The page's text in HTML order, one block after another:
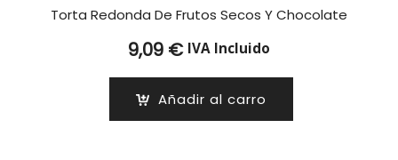
Torta Redonda De Frutos Secos Y Chocolate
9,09 € IVA Incluido
Añadir al carro